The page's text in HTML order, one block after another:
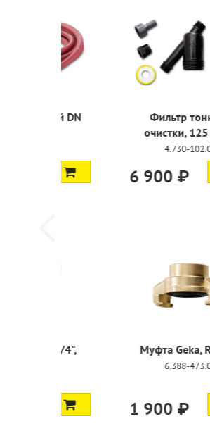
Шланг питающий DN
13, 7,5 м
4.440-038.0
12 500 ₽
Муфта Geka R 3/4",
штуцер
1 900 ₽